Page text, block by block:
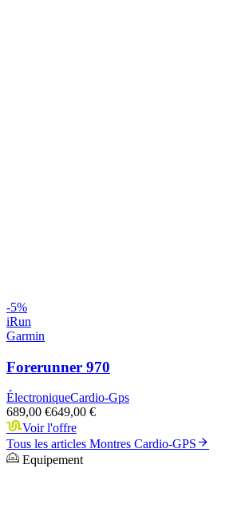
-5%
iRun
Garmin
Forerunner 970
ÉlectroniqueCardio-Gps
689,00 €649,00 €
Voir l'offre
Tous les articles Montres Cardio-GPS
Equipement